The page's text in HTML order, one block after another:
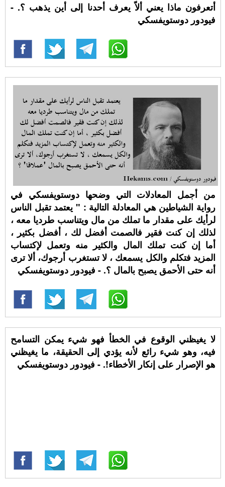
أتعرفون ماذا يعني ألاّ يعرف أحدنا إلى أين يذهب ؟. -
فيودور دوستويفسكي
من أجمل المعادلات التي وضحها دوستويفسكي في
رواية الشياطين هي المعادلة التالية : " يعتمد تقبل الناس
لرأيك على مقدار ما تملك من مال ويتناسب طرديا معه ،
لذلك إن كنت فقير فالصمت أفضل لك ، أفضل بكثير ،
أما إن كنت تملك المال والكثير منه وتعمل لإكتساب
المزيد فتكلم والكل يسمعك ، لا تستغرب أرجوك، ألا ترى
أنه حتى الأحمق يصبح بالمال ؟. - فيودور دوستويفسكي
لا يغيظني الوقوع في الخطأ فهو شيء يمكن التسامح
فيه، وهو شيء رائع لأنه يؤدي إلى الحقيقة، ما يغيظني
هو الإصرار على إنكار الأخطاء!. - فيودور دوستويفسكي